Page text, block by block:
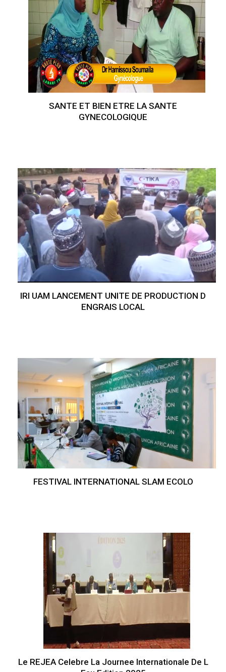
SANTE ET BIEN ETRE LA SANTE
GYNECOLOGIQUE
IRI UAM LANCEMENT UNITE DE PRODUCTION D
ENGRAIS LOCAL
FESTIVAL INTERNATIONAL SLAM ECOLO
Le REJEA Celebre La Journee Internationale De L